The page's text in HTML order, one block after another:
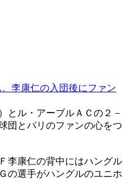
李康仁の入団後にファン
とル・アーブルＡＣの２－
団とパリのファンの心をつ
李康仁の背中にはハングル
の選手がハングルのユニホ